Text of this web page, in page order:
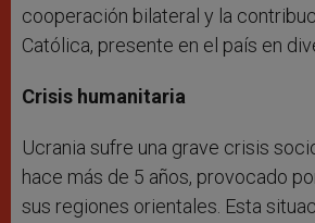
cooperación bilateral y la
Católica, presente en el país en
Crisis humanitaria
Ucrania sufre una grave crisis
hace más de 5 años, provocado
sus regiones orientales. Esta